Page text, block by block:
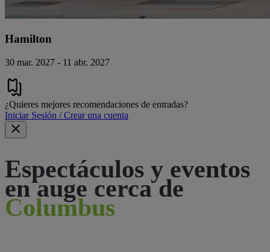
Hamilton
30 mar. 2027 - 11 abr. 2027
¿Quieres mejores recomendaciones de entradas?
Iniciar Sesión / Crear una cuenta
Espectáculos y eventos
en auge cerca de
Columbus